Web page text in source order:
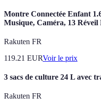
Montre Connectée Enfant
Musique, Caméra, 13 Réveil
Rakuten FR
119.21 EURVoir le prix
3 sacs de culture 24 L avec
Rakuten FR